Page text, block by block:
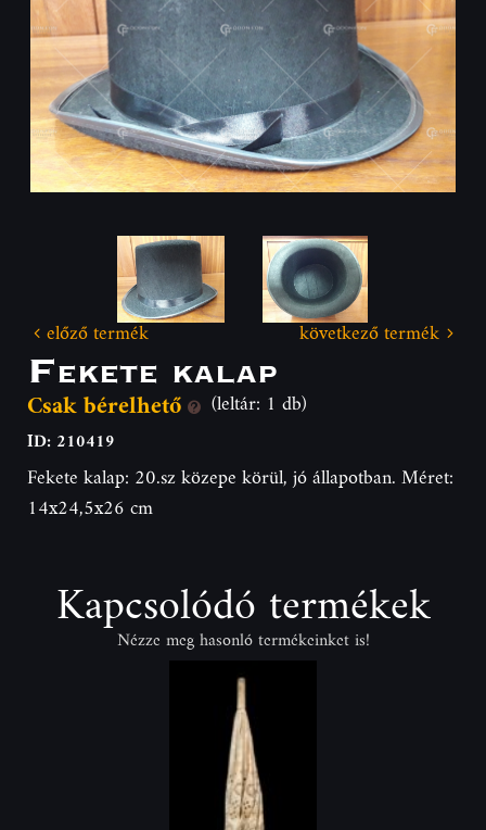
előző termék következő termék
Fekete kalap
Csak bérelhető (leltár: 1 db)
ID: 210419
Fekete kalap: 20.sz közepe körül, jó állapotban. Méret:
14x24,5x26 cm
Kapcsolódó termékek
Nézze meg hasonló termékeinket is!